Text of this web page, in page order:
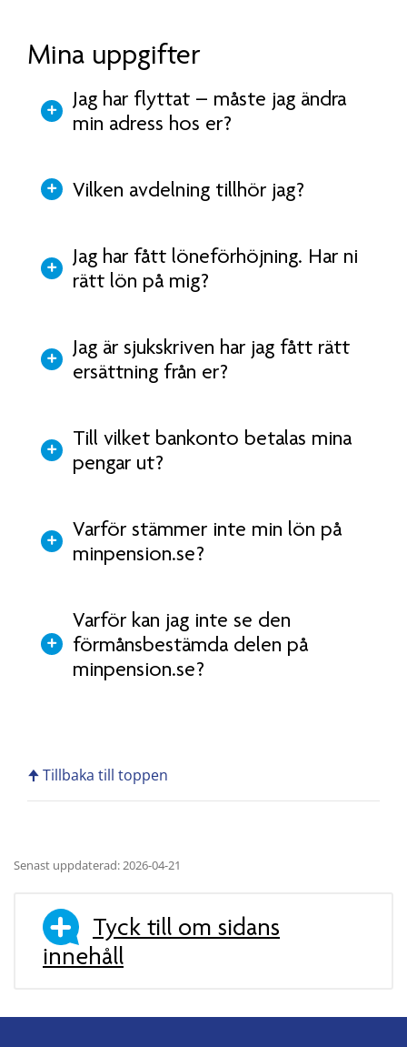
Mina uppgifter
Jag har flyttat – måste jag ändra
min adress hos er?
Vilken avdelning tillhör jag?
Jag har fått löneförhöjning. Har ni
rätt lön på mig?
Jag är sjukskriven har jag fått rätt
ersättning från er?
Till vilket bankonto betalas mina
pengar ut?
Varför stämmer inte min lön på
minpension.se?
Varför kan jag inte se den
förmånsbestämda delen på
minpension.se?
🠉 Tillbaka till toppen
Senast uppdaterad: 2026-04-21
Tyck till om sidans
innehåll